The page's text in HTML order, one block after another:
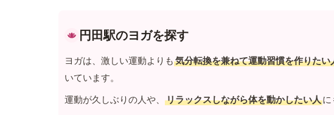
円田駅のヨガを探す
ヨガは、激しい運動よりも 気分転換を兼ねて運動習慣を作りたい
いています。
運動が久しぶりの人や、
リラックスしながら体を動かしたい人に